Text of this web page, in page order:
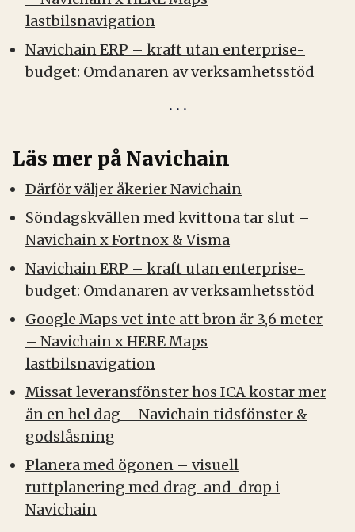
lastbilsnavigation
Navichain ERP – kraft utan enterprise-
budget: Omdanaren av verksamhetsstöd
Läs mer på Navichain
Därför väljer åkerier Navichain
Söndagskvällen med kvittona tar slut –
Navichain x Fortnox & Visma
Navichain ERP – kraft utan enterprise-
budget: Omdanaren av verksamhetsstöd
Google Maps vet inte att bron är 3,6 meter
– Navichain x HERE Maps
lastbilsnavigation
Missat leveransfönster hos ICA kostar mer
än en hel dag – Navichain tidsfönster &
godslåsning
Planera med ögonen – visuell
ruttplanering med drag-and-drop i
Navichain